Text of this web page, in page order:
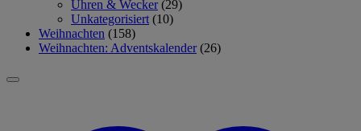
Uhren & Wecker (29)
Unkategorisiert (10)
Weihnachten (158)
Weihnachten: Adventskalender (26)